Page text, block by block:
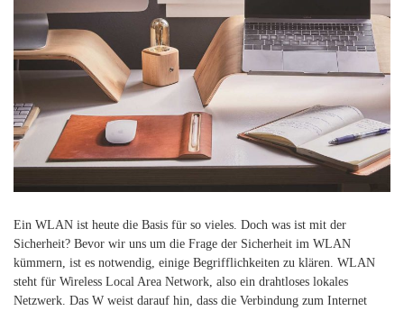
Ein WLAN ist heute die Basis für so vieles. Doch was ist mit der
Sicherheit? Bevor wir uns um die Frage der Sicherheit im WLAN
kümmern, ist es notwendig, einige Begrifflichkeiten zu klären. WLAN
steht für Wireless Local Area Network, also ein drahtloses lokales
Netzwerk. Das W weist darauf hin, dass die Verbindung zum Internet